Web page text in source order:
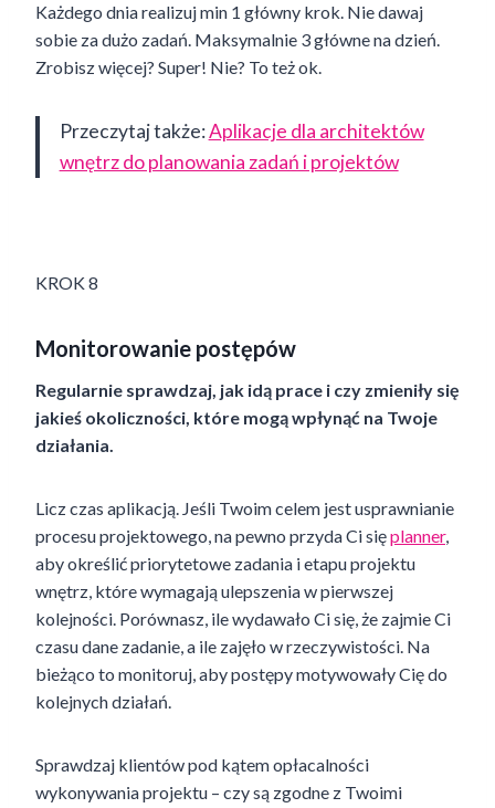
Każdego dnia realizuj min 1 główny krok. Nie dawaj
sobie za dużo zadań. Maksymalnie 3 główne na dzień.
Zrobisz więcej? Super! Nie? To też ok.
Przeczytaj także:Aplikacje dla architektów
wnętrz do planowania zadań i projektów
KROK 8
Monitorowanie postępów
Regularnie sprawdzaj, jak idą prace i czy zmieniły się
jakieś okoliczności, które mogą wpłynąć na Twoje
działania.
Licz czas aplikacją. Jeśli Twoim celem jest usprawnianie
procesu projektowego, na pewno przyda Ci sięplanner,
aby określić priorytetowe zadania i etapu projektu
wnętrz, które wymagają ulepszenia w pierwszej
kolejności. Porównasz, ile wydawało Ci się, że zajmie Ci
czasu dane zadanie, a ile zajęło w rzeczywistości. Na
bieżąco to monitoruj, aby postępy motywowały Cię do
kolejnych działań.
Sprawdzaj klientów pod kątem opłacalności
wykonywania projektu – czy są zgodne z Twoimi